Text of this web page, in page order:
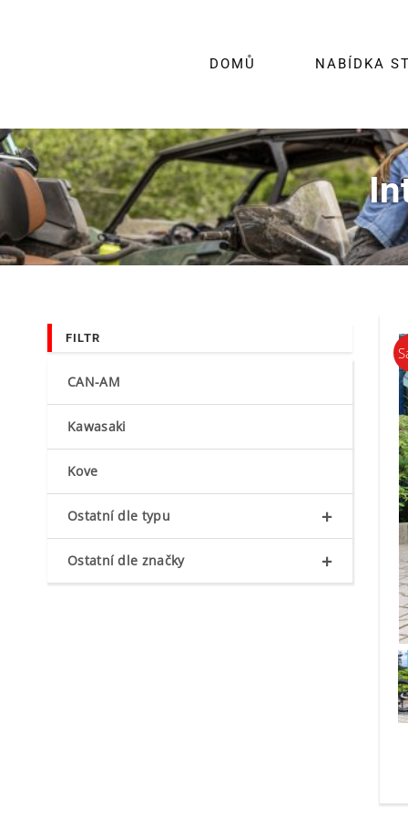
DOMŮ NABÍDKA
FILTR
CAN-AM
Kawasaki
Kove
+
Ostatní dle typu
+
Ostatní dle značky